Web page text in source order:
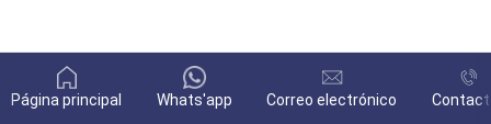
Página principal Whats'app Correo electrónico